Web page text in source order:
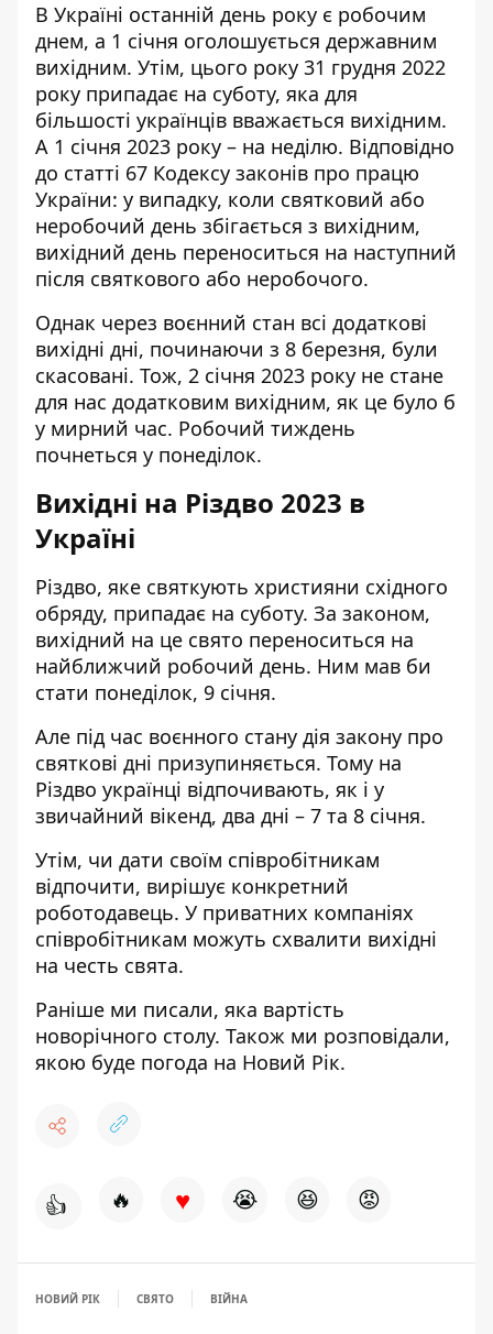
В Україні останній день року є робочим
днем, а 1 січня оголошується державним
вихідним. Утім, цього року 31 грудня 2022
року припадає на суботу, яка для
більшості українців вважається вихідним.
А 1 січня 2023 року – на неділю. Відповідно
до статті 67 Кодексу законів про працю
України: у випадку, коли святковий або
неробочий день збігається з вихідним,
вихідний день переноситься на наступний
після святкового або неробочого.
Однак через воєнний стан всі додаткові
вихідні дні, починаючи з 8 березня, були
скасовані. Тож, 2 січня 2023 року не стане
для нас додатковим вихідним, як це було б
у мирний час. Робочий тиждень
почнеться у понеділок.
Вихідні на Різдво 2023 в
Україні
Різдво, яке святкують християни східного
обряду, припадає на суботу. За законом,
вихідний на це свято переноситься на
найближчий робочий день. Ним мав би
стати понеділок, 9 січня.
Але під час воєнного стану дія закону про
святкові дні призупиняється. Тому на
Різдво українці відпочивають, як і у
звичайний вікенд, два дні – 7 та 8 січня.
Утім, чи дати своїм співробітникам
відпочити, вирішує конкретний
роботодавець. У приватних компаніях
співробітникам можуть схвалити вихідні
на честь свята.
Раніше ми писали, яка вартість
новорічного столу. Також ми розповідали,
якою буде погода на Новий Рік.
👍 🔥 ♥ 😭 😆 😡
НОВИЙ РІК СВЯТО ВІЙНА